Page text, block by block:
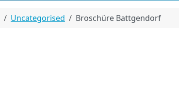
Uncategorised Broschüre Battgendorf